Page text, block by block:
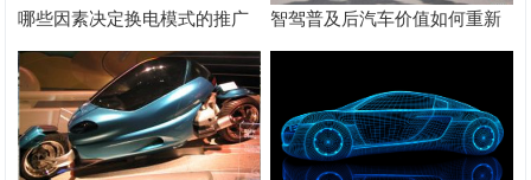
哪些因素决定换电模式的推广
速度？
智驾普及后汽车价值如何重新
分布？